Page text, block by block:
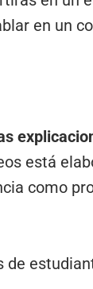
en un
está
como